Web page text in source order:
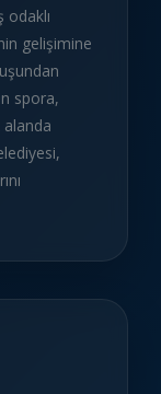
gelişimine
spora,